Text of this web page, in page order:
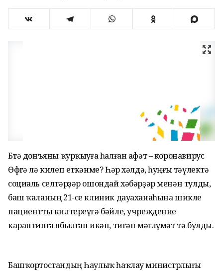
Бөтә донъяны ҡурҡыуға һалған афәт – коронавирус
Өфөгә лә килеп еткәнме? Һәр хәлдә, һуңғы тәүлектә
социаль селтәрҙәр ошондай хәбәрҙәр менән тулды,
баш ҡаланың 21-се клиник дауаханаһына шикле
пациентты килтереүгә бәйле, учреждение
карантинға ябылған икән, тигән мәғлүмәт тә булды.
Башҡортостандың Һаулыҡ һаҡлау министрлығы